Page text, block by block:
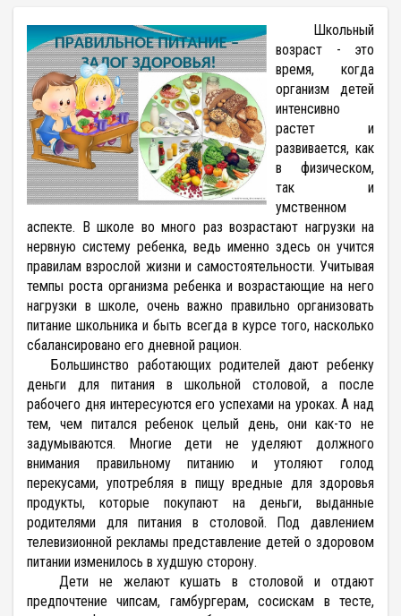
Школьный
возраст - это
время, когда
организм детей
интенсивно
растет и
развивается, как
в физическом,
так и
умственном
аспекте. В школе во много раз возрастают нагрузки на
нервную систему ребенка, ведь именно здесь он учится
правилам взрослой жизни и самостоятельности. Учитывая
темпы роста организма ребенка и возрастающие на него
нагрузки в школе, очень важно правильно организовать
питание школьника и быть всегда в курсе того, насколько
сбалансировано его дневной рацион.
Большинство работающих родителей дают ребенку
деньги для питания в школьной столовой, а после
рабочего дня интересуются его успехами на уроках. А над
тем, чем питался ребенок целый день, они как-то не
задумываются. Многие дети не уделяют должного
внимания правильному питанию и утоляют голод
перекусами, употребляя в пищу вредные для здоровья
продукты, которые покупают на деньги, выданные
родителями для питания в столовой. Под давлением
телевизионной рекламы представление детей о здоровом
питании изменилось в худшую сторону.
Дети не желают кушать в столовой и отдают
предпочтение чипсам, гамбургерам, сосискам в тесте,